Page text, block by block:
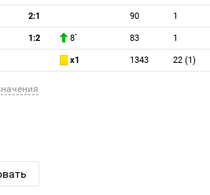
2:1 90 1
1:2 8` 83 1
x1 1343 22 (1)